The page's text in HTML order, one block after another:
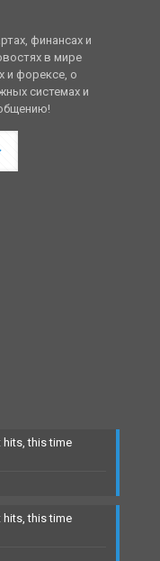
финансах и
в мире
и форексе, о
системах и
this time
this time